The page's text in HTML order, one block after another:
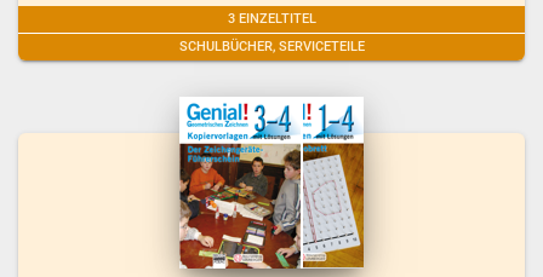
3 EINZELTITEL
SCHULBÜCHER, SERVICETEILE